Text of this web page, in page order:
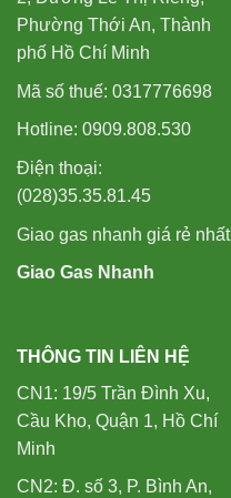
Phường Thới An, Thành
phố Hồ Chí Minh
Mã số thuế: 0317776698
Hotline: 0909.808.530
Điện thoại:
(028)35.35.81.45
Giao gas nhanh giá rẻ nhất
Giao Gas Nhanh
THÔNG TIN LIÊN HỆ
CN1: 19/5 Trần Đình Xu,
Cầu Kho, Quận 1, Hồ Chí
Minh
CN2: Đ. số 3, P. Bình An,